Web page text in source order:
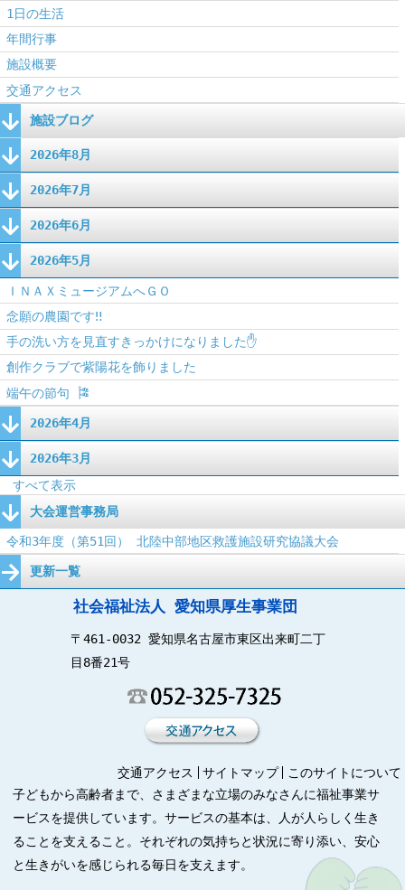
1日の生活
年間行事
施設概要
交通アクセス
施設ブログ
2026年8月
2026年7月
2026年6月
2026年5月
ＩＮＡＸミュージアムへＧＯ
念願の農園です‼
手の洗い方を見直すきっかけになりました✋
創作クラブで紫陽花を飾りました
端午の節句 🎏
2026年4月
2026年3月
すべて表示
大会運営事務局
令和3年度（第51回） 北陸中部地区救護施設研究協議大会
更新一覧
社会福祉法人 愛知県厚生事業団
〒461-0032 愛知県名古屋市東区出来町二丁
目8番21号
交通アクセス サイトマップ
このサイトについて
子どもから高齢者まで、さまざまな立場のみなさんに福祉事業サ
ービスを提供しています。サービスの基本は、人が人らしく生き
ることを支えること。それぞれの気持ちと状況に寄り添い、安心
と生きがいを感じられる毎日を支えます。